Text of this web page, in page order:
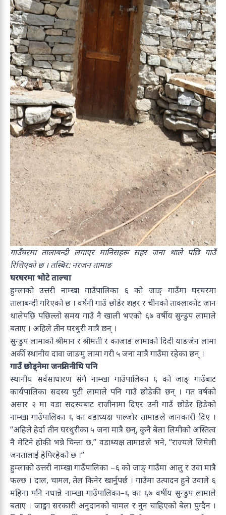
गाउँघरमा तालाबन्दी लगाएर मानिसहरू सहर जना थाले पछि गाउँ
रित्तिएको छ । तस्बिर: नरजन तामाङ
घरघरमा भोटे ताल्चा
हुम्लाको उत्तरी नाम्खा गाउँपालिका ६ को जाङ् गाउँमा घरघरमा
तालाबन्दी गरिएको छ । वर्षेनी गाउँ छोडेर शहर र चीनको ताक्लाकोट जान
थालेपछि पछिल्लो समय गाउँ नै खाली भएको ६७ वर्षीय सुन्डुप लामाले
बताए । अहिले तीन घरधुरी मात्रै छन् ।
सुन्डुप लामाको श्रीमान र श्रीमती र काजाङ लामाको दिदी याङजेन लामा
अर्की स्थानीय दावा जाङमु लामा गरी ५ जना मात्रै गाउँमा रहेका छन् ।
गाउँ छोड्नेमा जनप्रतिनीधि पनि
स्थानीय सर्वसाधारण संगै नाम्खा गाउँपालिका ६ को जाङ् गाउँबाट
कार्यपालिका सदस्य पुटी लामाले पनि गाउँ छोडेकी छन् । गत वर्षको
असार २ मा वडा सदस्यबाट राजीनामा दिएर उनी गाउँ छोडेर हिडेको
नाम्खा गाउँपालिका ६ का वडाध्यक्ष पाल्जोर तामाङले जानकारी दिए ।
“अहिले हेर्दा तीन घरधुरीका ५ जना मात्रै छन्, कुनै बेला लिमीको अस्तित्व
नै मेटिने होकी भन्ने चिन्ता छ,” वडाध्यक्ष तामाङले भने, “राज्यले लिमेली
जनतालाई हेपिरहेको छ ।”
हुम्लाको उत्तरी नाम्खा गाउँपालिका –६ को जाङ् गाउँमा आलु र उवा मात्रै
फल्छ । दाल, चामल, तेल किनेर खार्नुपर्छ । गाउँमा उत्पादन हुने उवाले ६
महिना पनि नधान्ने नाम्खा गाउँपालिका–६ का ६७ वर्षीय सुन्डुप लामाले
बताए । जाङ्मा सरकारी अनुदानको चामल र नुन चाहिएको बेला पुग्दैन ।